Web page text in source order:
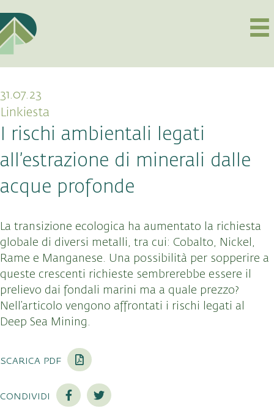
31.07.23
Linkiesta
I rischi ambientali legati
all’estrazione di minerali dalle
acque profonde
La transizione ecologica ha aumentato la richiesta
globale di diversi metalli, tra cui: Cobalto, Nickel,
Rame e Manganese. Una possibilità per sopperire a
queste crescenti richieste sembrerebbe essere il
prelievo dai fondali marini ma a quale prezzo?
Nell’articolo vengono affrontati i rischi legati al
Deep Sea Mining.
scarica pdf
condividi